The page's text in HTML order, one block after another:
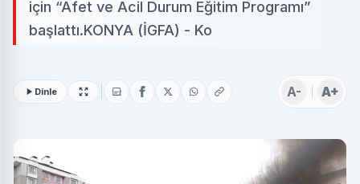
için “Afet ve Acil Durum Eğitim Programı”
başlattı.KONYA (İGFA) - Ko
Dinle A- A+